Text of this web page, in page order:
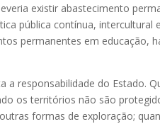
existir abastecimento
pública contínua, intercultural
permanentes em educação,
responsabilidade do Estado.
os territórios não são
formas de exploração;